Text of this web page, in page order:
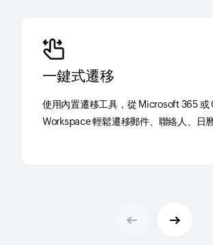
一鍵式遷移
使用內置遷移工具，從 Microsoft 365 或
Workspace 輕鬆遷移郵件、聯絡人、日曆